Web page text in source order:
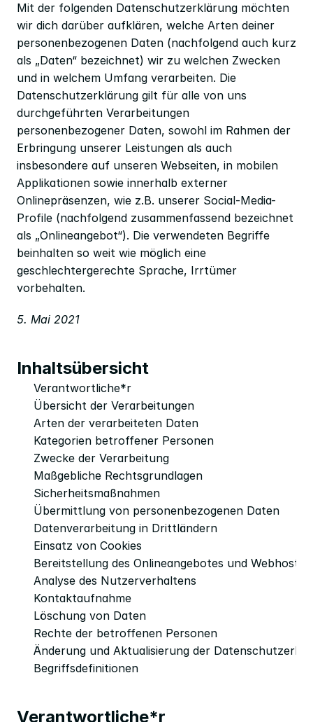
Mit der folgenden Datenschutzerklärung möchten
wir dich darüber aufklären, welche Arten deiner
personenbezogenen Daten (nachfolgend auch kurz
als „Daten“ bezeichnet) wir zu welchen Zwecken
und in welchem Umfang verarbeiten. Die
Datenschutzerklärung gilt für alle von uns
durchgeführten Verarbeitungen
personenbezogener Daten, sowohl im Rahmen der
Erbringung unserer Leistungen als auch
insbesondere auf unseren Webseiten, in mobilen
Applikationen sowie innerhalb externer
Onlinepräsenzen, wie z.B. unserer Social-Media-
Profile (nachfolgend zusammenfassend bezeichnet
als „Onlineangebot“). Die verwendeten Begriffe
beinhalten so weit wie möglich eine
geschlechtergerechte Sprache, Irrtümer
vorbehalten.
5. Mai 2021
Inhaltsübersicht
Verantwortliche*r
Übersicht der Verarbeitungen
Arten der verarbeiteten Daten
Kategorien betroffener Personen
Zwecke der Verarbeitung
Maßgebliche Rechtsgrundlagen
Sicherheitsmaßnahmen
Übermittlung von personenbezogenen Daten
Datenverarbeitung in Drittländern
Einsatz von Cookies
Bereitstellung des Onlineangebotes und
Analyse des Nutzerverhaltens
Kontaktaufnahme
Löschung von Daten
Rechte der betroffenen Personen
Änderung und Aktualisierung der
Begriffsdefinitionen
Verantwortliche*r